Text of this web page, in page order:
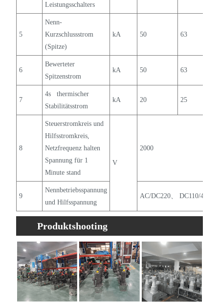
Leistungsschalters
5
Nenn-
Kurzschlussstrom
(Spitze)
kA 50 63
6
Bewerteter
Spitzenstrom
kA 50 63
7
4s thermischer
Stabilitätsstrom
kA 20 25
8
Steuerstromkreis und
Hilfsstromkreis,
Netzfrequenz halten
Spannung für 1
Minute stand
V
2000
9
Nennbetriebsspannung
und Hilfsspannung
AC/DC220、 DC110/48/24
Produktshooting